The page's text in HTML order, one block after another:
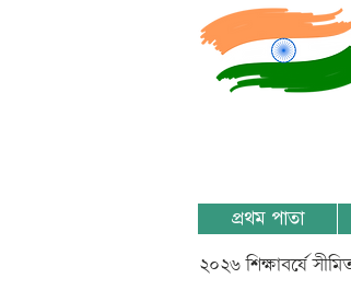
প্রথম পাতা
২০২৬ শিক্ষাবর্ষে